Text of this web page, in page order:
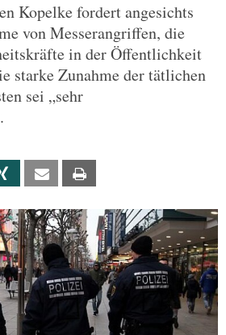
Kopelke fordert angesichts
von Messerangriffen, die
in der Öffentlichkeit
starke Zunahme der tätlichen
sei „sehr
Xing Email